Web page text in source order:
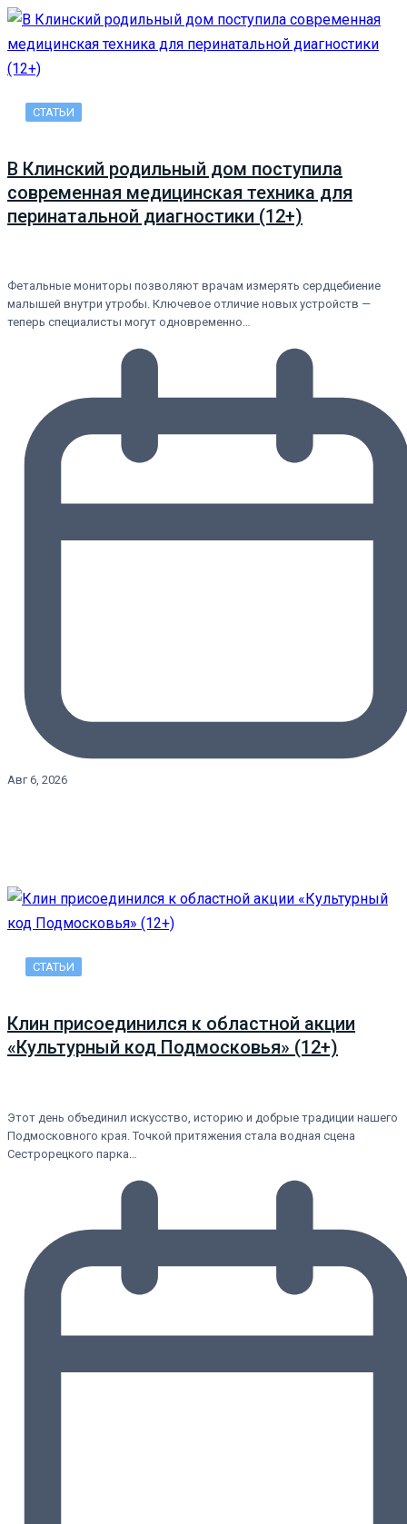
СТАТЬИ
В Клинский родильный дом поступила
современная медицинская техника для
перинатальной диагностики (12+)
Фетальные мониторы позволяют врачам измерять сердцебиение
малышей внутри утробы. Ключевое отличие новых устройств —
теперь специалисты могут одновременно…
Авг 6, 2026
СТАТЬИ
Клин присоединился к областной акции
«Культурный код Подмосковья» (12+)
Этот день объединил искусство, историю и добрые традиции нашего
Подмосковного края. Точкой притяжения стала водная сцена
Сестрорецкого парка…